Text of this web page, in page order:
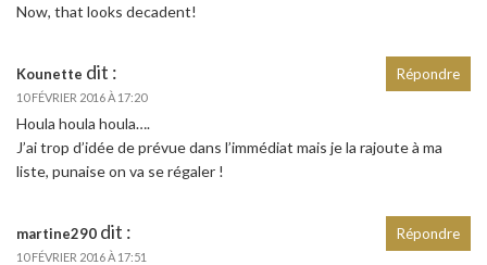
Now, that looks decadent!
Kounette dit :
10 FÉVRIER 2016 À 17:20
Houla houla houla….
J’ai trop d’idée de prévue dans l’immédiat mais je la rajoute à ma
liste, punaise on va se régaler !
Répondre
martine290 dit :
10 FÉVRIER 2016 À 17:51
Répondre